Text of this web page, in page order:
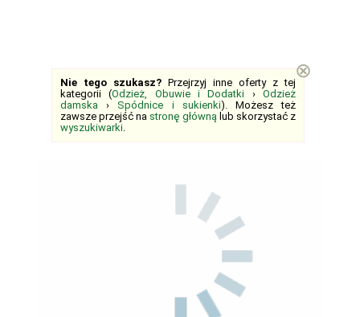
Nie tego szukasz? Przejrzyj inne oferty z tej
kategorii (Odzież, Obuwie i Dodatki ›Odzież
damska ›Spódnice i sukienki). Możesz też
zawsze przejść na stronę głównąlub skorzystać z
wyszukiwarki.
⊗